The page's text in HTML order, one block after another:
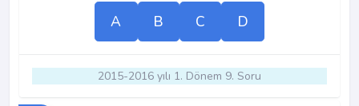
A B C D
2015-2016 yılı 1. Dönem 9. Soru